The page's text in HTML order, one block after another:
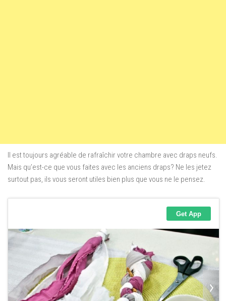
Il est toujours agréable de rafraîchir votre chambre avec draps neufs.
Mais qu’est-ce que vous faites avec les anciens draps? Ne les jetez
surtout pas, ils vous seront utiles bien plus que vous ne le pensez.